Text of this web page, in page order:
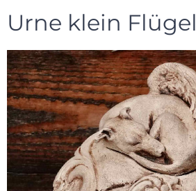
Urne klein Flügel